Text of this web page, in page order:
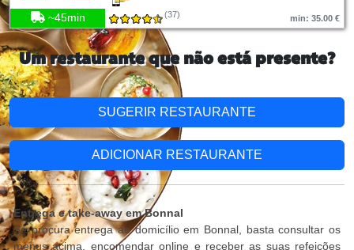
~45min (37) min: 35.00 €
Um restaurante que não está presente?
SUGERIR RESTAURANTE
ADICIONAR RESTAURANTE
Entrega e take-away em Bonnal
Se procura entrega ao domicílio em Bonnal, basta consultar os
menus acima, encomendar online e receber as suas refeições